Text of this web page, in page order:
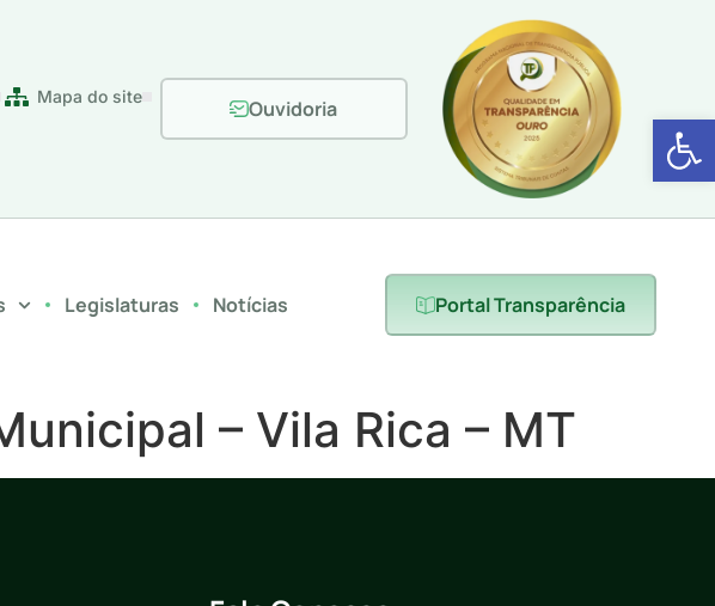
Abrir
Mapa do site
Ouvidoria
Legislaturas Notícias Portal Transparência
– Vila Rica – MT